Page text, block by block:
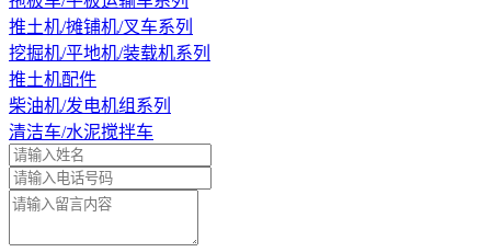
推土机/摊铺机/叉车系列
挖掘机/平地机/装载机系列
推土机配件
柴油机/发电机组系列
清洁车/水泥搅拌车